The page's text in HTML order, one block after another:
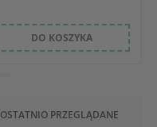
DO KOSZYKA
OSTATNIO PRZEGLĄDANE